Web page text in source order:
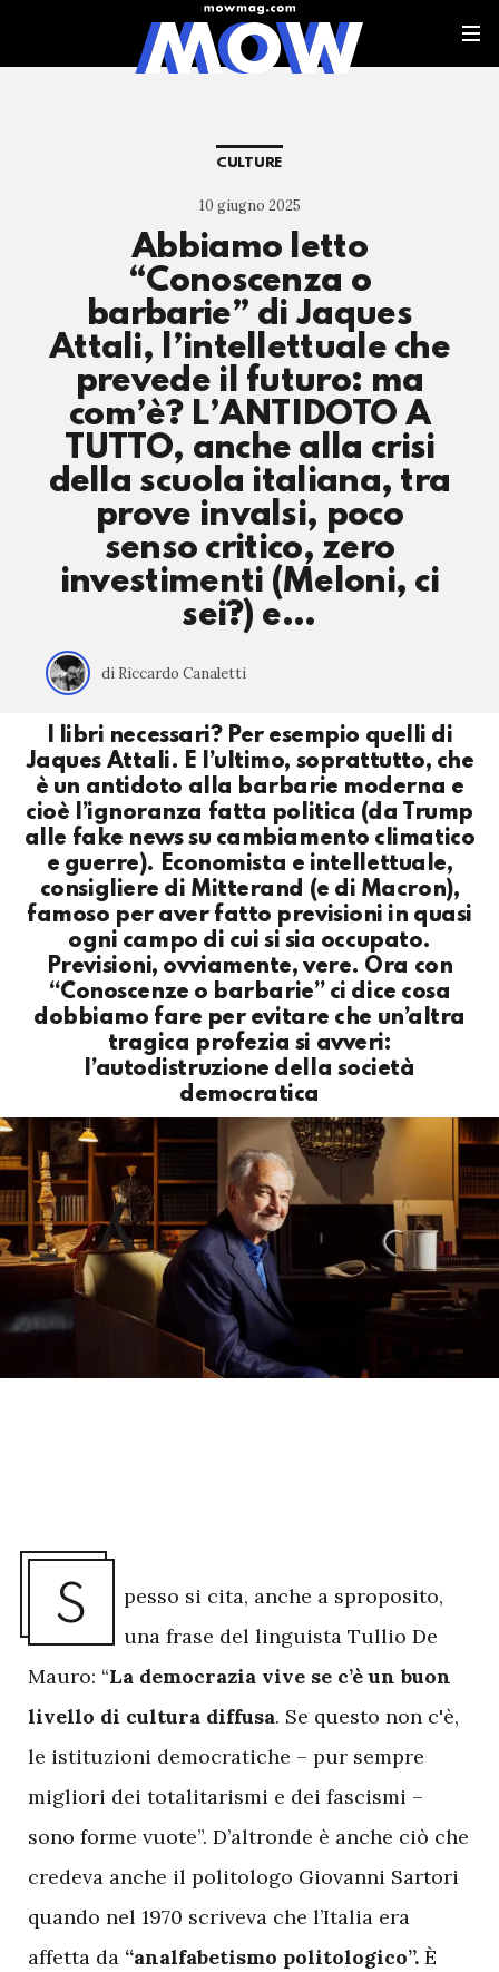
CULTURE
10 giugno 2025
Abbiamo letto
“Conoscenza o
barbarie” di Jaques
Attali, l’intellettuale che
prevede il futuro: ma
com’è? L’ANTIDOTO A
TUTTO, anche alla crisi
della scuola italiana, tra
prove invalsi, poco
senso critico, zero
investimenti (Meloni, ci
sei?) e…
di Riccardo Canaletti
I libri necessari? Per esempio quelli di
Jaques Attali. E l’ultimo, soprattutto, che
è un antidoto alla barbarie moderna e
cioè l’ignoranza fatta politica (da Trump
alle fake news su cambiamento climatico
e guerre). Economista e intellettuale,
consigliere di Mitterand (e di Macron),
famoso per aver fatto previsioni in quasi
ogni campo di cui si sia occupato.
Previsioni, ovviamente, vere. Ora con
“Conoscenze o barbarie” ci dice cosa
dobbiamo fare per evitare che un’altra
tragica profezia si avveri:
l’autodistruzione della società
democratica
S
pesso si cita, anche a sproposito,
una frase del linguista Tullio De
Mauro: “La democrazia vive se c’è un buon
livello di cultura diffusa. Se questo non c'è,
le istituzioni democratiche – pur sempre
migliori dei totalitarismi e dei fascismi –
sono forme vuote”. D’altronde è anche ciò che
credeva anche il politologo Giovanni Sartori
quando nel 1970 scriveva che l’Italia era
affetta da “analfabetismo politologico”. È